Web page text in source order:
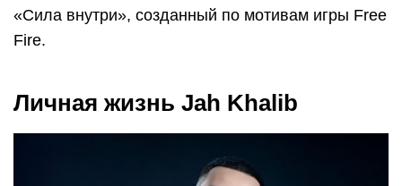
«Сила внутри», созданный по мотивам игры Free
Fire.
Личная жизнь Jah Khalib